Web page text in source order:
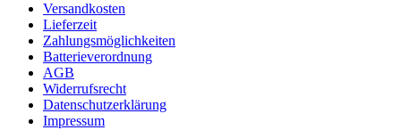
Versandkosten
Lieferzeit
Zahlungsmöglichkeiten
Batterieverordnung
AGB
Widerrufsrecht
Datenschutzerklärung
Impressum